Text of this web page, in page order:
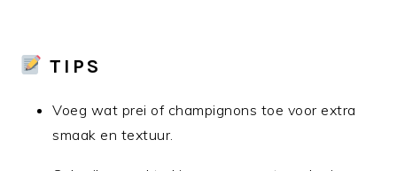
TIPS
Voeg wat prei of champignons toe voor extra
smaak en textuur.